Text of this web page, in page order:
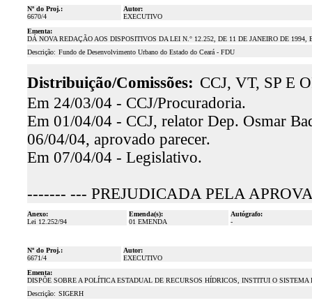
Nº do Proj.:
6670/4
Autor:
EXECUTIVO
Ementa:
DÁ NOVA REDAÇÃO AOS DISPOSITIVOS DA LEI N.° 12.252, DE 11 DE JANEIRO DE 1994,
Descrição: Fundo de Desenvolvimento Urbano do Estado do Ceará - FDU
Distribuição/Comissões: CCJ, VT, SP E
Em 24/03/04 - CCJ/Procuradoria.
Em 01/04/04 - CCJ, relator Dep. Osmar
06/04/04, aprovado parecer.
Em 07/04/04 - Legislativo.
------- --- PREJUDICADA PELA
Anexo:
Lei 12.252/94
Emenda(s):
01 EMENDA
Autógrafo:
-
Nº do Proj.:
6671/4
Autor:
EXECUTIVO
Ementa:
DISPÕE SOBRE A POLÍTICA ESTADUAL DE RECURSOS HÍDRICOS, INSTITUI O
Descrição: SIGERH